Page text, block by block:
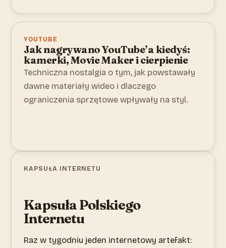
YOUTUBE
Jak nagrywano YouTube’a kiedyś:
kamerki, Movie Maker i cierpienie
Techniczna nostalgia o tym, jak powstawały
dawne materiały wideo i dlaczego
ograniczenia sprzętowe wpływały na styl.
KAPSUŁA INTERNETU
Kapsuła Polskiego
Internetu
Raz w tygodniu jeden internetowy artefakt: